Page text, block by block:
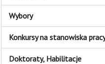
Wybory
Konkursy na stanowiska
Doktoraty, Habilitacje